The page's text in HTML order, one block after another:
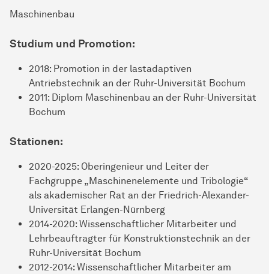
Maschinenbau
Studium und Promotion:
2018: Promotion in der lastadaptiven
Antriebstechnik an der Ruhr-Universität Bochum
2011: Diplom Maschinenbau an der Ruhr-Universität
Bochum
Stationen:
2020-2025: Oberingenieur und Leiter der
Fachgruppe „Maschinenelemente und Tribologie“
als akademischer Rat an der Friedrich-Alexander-
Universität Erlangen-Nürnberg
2014-2020: Wissenschaftlicher Mitarbeiter und
Lehrbeauftragter für Konstruktionstechnik an der
Ruhr-Universität Bochum
2012-2014: Wissenschaftlicher Mitarbeiter am